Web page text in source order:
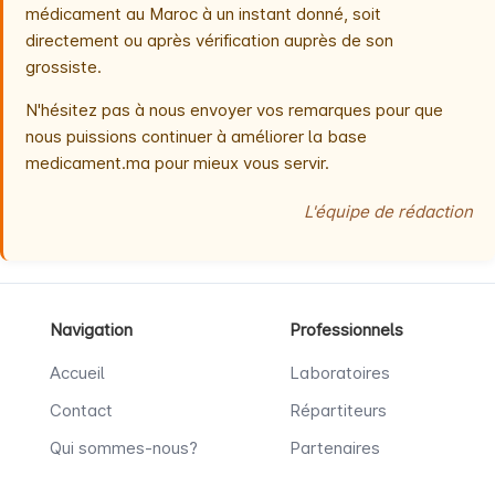
médicament au Maroc à un instant donné, soit
directement ou après vérification auprès de son
grossiste.
N'hésitez pas à nous envoyer vos remarques pour que
nous puissions continuer à améliorer la base
medicament.ma pour mieux vous servir.
L'équipe de rédaction
Navigation
Accueil
Contact
Qui sommes-nous?
Professionnels
Laboratoires
Répartiteurs
Partenaires